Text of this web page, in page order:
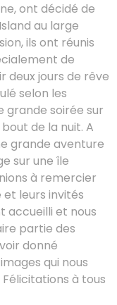
ont décidé de
au large
ils ont réunis
de
deux jours de rêve
selon les
grande soirée sur
de la nuit. A
grande aventure
sur une île
à remercier
leurs invités
accueilli et nous
partie des
donné
qui nous
à tous